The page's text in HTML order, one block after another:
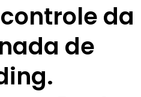
da
de